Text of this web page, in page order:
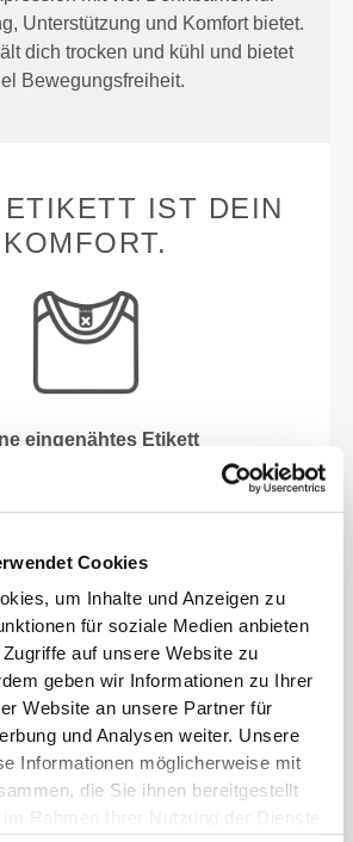
Cookies
um Inhalte und Anzeigen zu
für soziale Medien anbieten
auf unsere Website zu
geben wir Informationen zu Ihrer
Website an unsere Partner für
und Analysen weiter. Unsere
Informationen möglicherweise mit
die Sie ihnen bereitgestellt
im Rahmen Ihrer Nutzung der Dienste
Unterstützung und Komfort bietet.
dich trocken und kühl und bietet
Bewegungsfreiheit.
ETIKETT IST DEIN
KOMFORT.
eingenähtes Etikett
steht für Komfort. Unsere
hinterlässt einen wichtigen
Etikett wird das Tragen
bequemer, da es zu keinen
kommt.
PASSFORM